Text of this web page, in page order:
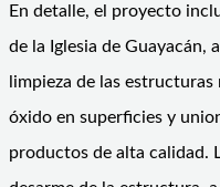
En detalle, el proyecto
de la Iglesia de Guayacán,
limpieza de las estructuras
óxido en superficies y
productos de alta calidad.